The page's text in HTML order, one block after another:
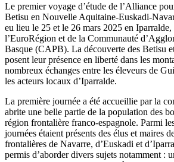
Le premier voyage d’étude de l’Alliance
Betisu en Nouvelle Aquitaine-Euskadi-
eu lieu le 25 et le 26 mars 2025 en
l’EuroRégion et de la Communauté
Basque (CAPB). La découverte des Betisu
posent leur présence en liberté dans les
nombreux échanges entre les éleveurs de
les acteurs locaux d’Iparralde.
La première journée a été accueillie par la
abrite une belle partie de la population des
région frontalière franco-espagnole. Parmi
journées étaient présents des élus et maires
frontalières de Navarre, d’Euskadi et
permis d’aborder divers sujets notamment :